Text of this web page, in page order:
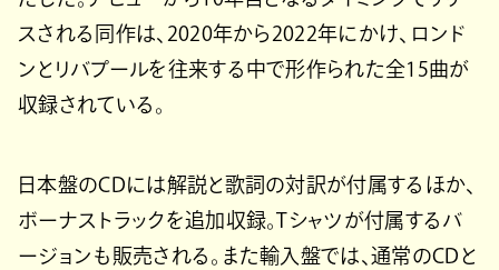
スされる同作は、2020年から2022年にかけ、ロンド
ンとリバプールを往来する中で形作られた全15曲が
収録されている。
日本盤のCDには解説と歌詞の対訳が付属するほか、
ボーナストラックを追加収録。Tシャツが付属するバ
ージョンも販売される。また輸入盤では、通常のCDと